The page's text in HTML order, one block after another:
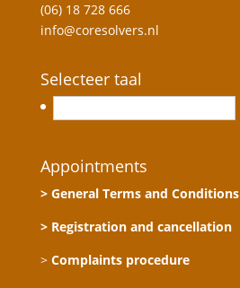
(06) 18 728 666
info@coresolvers.nl
Selecteer taal
Appointments
> General Terms and Conditions
> Registration and cancellation
> Complaints procedure